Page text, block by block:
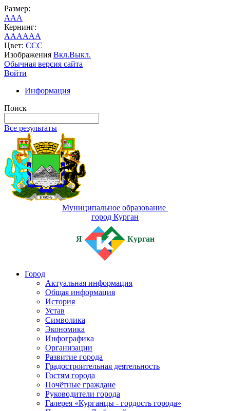
Размер:
AAA
Кернинг:
AAAAAA
Цвет: CCC
Изображения Вкл.Выкл.
Обычная версия сайта
Войти
Информация
Поиск
Все результаты
Муниципальное образование
город Курган
Я Курган
Город
Актуальная информация
Общая информация
История
Устав
Символика
Экономика
Инфографика
Организации
Развитие города
Градостроительная деятельность
Гостям города
Почётные граждане
Руководители города
Галерея «Курганцы - гордость города»